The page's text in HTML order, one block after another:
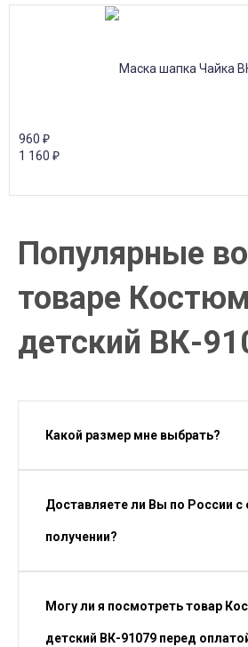
960 ₽
1 160 ₽
Популярные
товаре
детский ВК-
Какой размер мне выбрать?
Доставляете ли Вы по России с
получении?
Могу ли я посмотреть товар
детский ВК-91079 перед